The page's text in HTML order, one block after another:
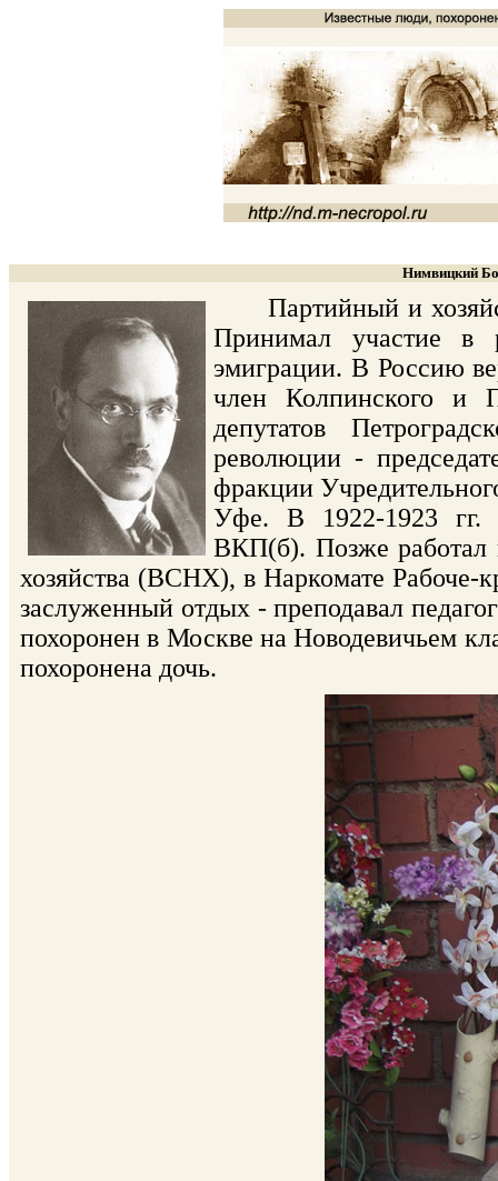
Нимвицкий
Партийный и
Принимал участие
эмиграции. В Россию
член Колпинского и
депутатов
революции -
фракции
Уфе. В 1922-1923 гг. -
ВКП(б). Позже работал
хозяйства (ВСНХ), в Наркомате Рабоче-
заслуженный отдых - преподавал
похоронен в Москве на Новодевичьем
похоронена дочь.